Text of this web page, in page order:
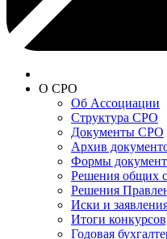
О СРО
Об Ассоциации
Структура СРО
Документы СРО
Архив
Формы
Решения общих
Решения
Иски и
Итоги
Годовая